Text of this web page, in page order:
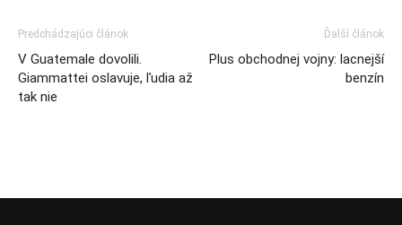
Predchádzajúci článok
V Guatemale dovolili.
Giammattei oslavuje, ľudia až
tak nie
Ďalší článok
Plus obchodnej vojny: lacnejší
benzín